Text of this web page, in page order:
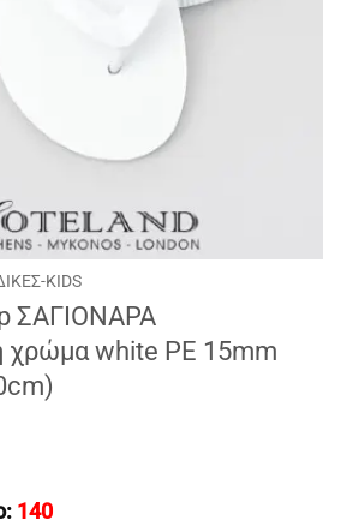
KIDS
ΣΑΓΙΟΝΑΡΑ
χρώμα white PE 15mm
140